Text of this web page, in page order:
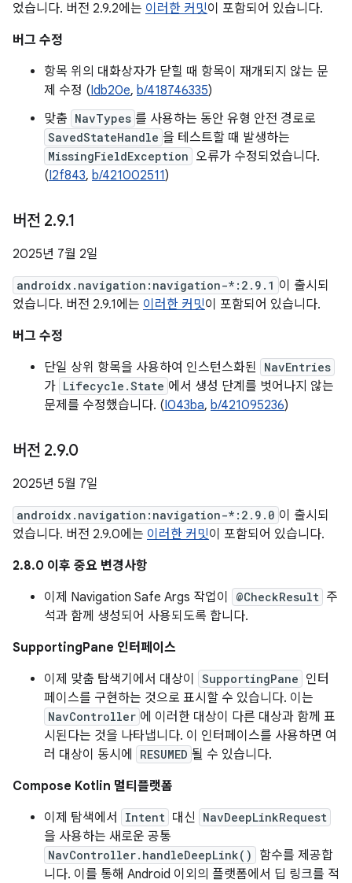
었습니다. 버전 2.9.2에는 이러한 커밋이 포함되어 있습니다.
버그 수정
항목 위의 대화상자가 닫힐 때 항목이 재개되지 않는 문
제 수정 (Idb20e, b/418746335)
맞춤 NavTypes 를 사용하는 동안 유형 안전 경로로
SavedStateHandle 을 테스트할 때 발생하는
MissingFieldException 오류가 수정되었습니다.
(I2f843, b/421002511)
버전 2.9.1
2025년 7월 2일
androidx.navigation:navigation-*:2.9.1 이 출시되
었습니다. 버전 2.9.1에는 이러한 커밋이 포함되어 있습니다.
버그 수정
단일 상위 항목을 사용하여 인스턴스화된 NavEntries
가 Lifecycle.State 에서 생성 단계를 벗어나지 않는
문제를 수정했습니다. (I043ba, b/421095236)
버전 2.9.0
2025년 5월 7일
androidx.navigation:navigation-*:2.9.0 이 출시되
었습니다. 버전 2.9.0에는 이러한 커밋이 포함되어 있습니다.
2.8.0 이후 중요 변경사항
이제 Navigation Safe Args 작업이
@CheckResult 주
석과 함께 생성되어 사용되도록 합니다.
SupportingPane 인터페이스
이제 맞춤 탐색기에서 대상이
SupportingPane 인터
페이스를 구현하는 것으로 표시할 수 있습니다. 이는
NavController 에 이러한 대상이 다른 대상과 함께 표
시된다는 것을 나타냅니다. 이 인터페이스를 사용하면 여
러 대상이 동시에
RESUMED 될 수 있습니다.
Compose Kotlin 멀티플랫폼
이제 탐색에서
Intent 대신 NavDeepLinkRequest
을 사용하는 새로운 공통
NavController.handleDeepLink()
함수를 제공합
니다. 이를 통해 Android 이외의 플랫폼에서 딥 링크를 적